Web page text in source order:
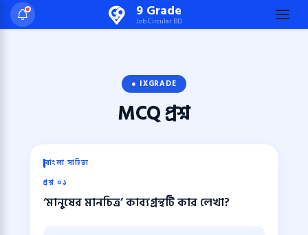
Skip
to
9 Grade
Job Circular BD
● IXGRADE
MCQপ্রশ্ন
বাংলা সাহিত্য
প্রশ্ন ০১
‘মানুষের মানচিত্র’ কাব্যগ্রন্থটি কার লেখা?